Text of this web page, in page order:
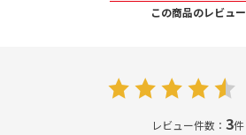
この商品のレビュー
レビュー件数：3件